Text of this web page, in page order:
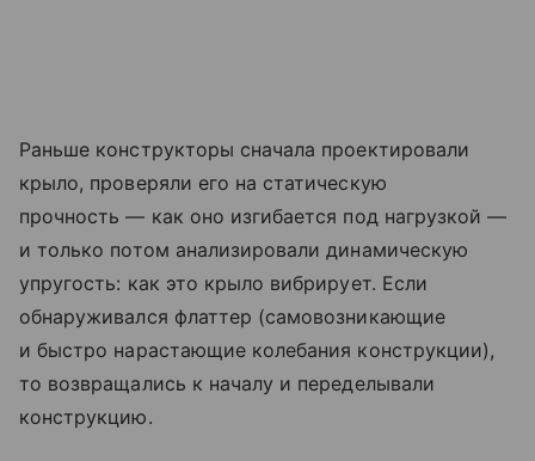
Раньше конструкторы сначала проектировали
крыло, проверяли его на статическую
прочность — как оно изгибается под нагрузкой —
и только потом анализировали динамическую
упругость: как это крыло вибрирует. Если
обнаруживался флаттер (самовозникающие
и быстро нарастающие колебания конструкции),
то возвращались к началу и переделывали
конструкцию.